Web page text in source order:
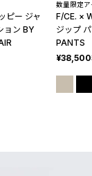
ピー ジャ
ョン BY
数量限定ア
F/CE. ×
ジップ
PANTS
¥38,500